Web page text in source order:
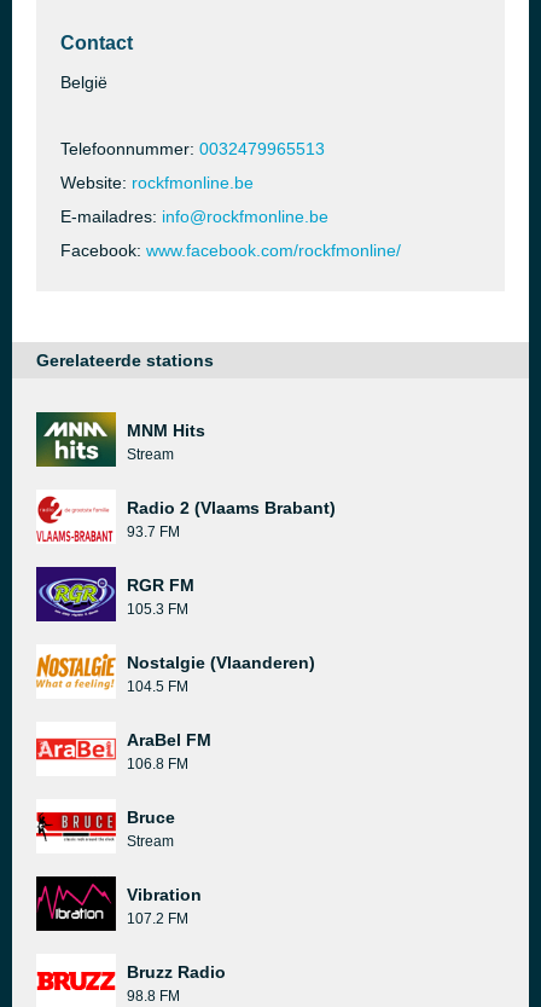
Contact
België
Telefoonnummer: 0032479965513
Website: rockfmonline.be
E-mailadres: info@rockfmonline.be
Facebook: www.facebook.com/rockfmonline/
Gerelateerde stations
MNM Hits
Stream
Radio 2 (Vlaams Brabant)
93.7 FM
RGR FM
105.3 FM
Nostalgie (Vlaanderen)
104.5 FM
AraBel FM
106.8 FM
Bruce
Stream
Vibration
107.2 FM
Bruzz Radio
98.8 FM